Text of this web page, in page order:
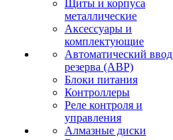
Щиты и корпуса
металлические
Аксессуары и
комплектующие
Автоматический ввод
резерва (АВР)
Блоки питания
Контроллеры
Реле контроля и
управления
Алмазные диски